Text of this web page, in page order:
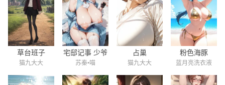
草台班子
猫九大大
宅邸记事 少爷
与女仆们的日
常生活
苏秦•喵
占巢
猫九大大
粉色海豚
蓝月亮洗衣液